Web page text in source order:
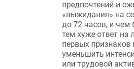
предпочтений и
«выжидания» на
до 72 часов, и чем
тем хуже ответ на
первых признаков
уменьшить
или трудовой